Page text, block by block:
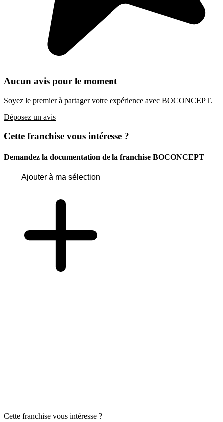
Aucun avis pour le moment
Soyez le premier à partager votre expérience avec BOCONCEPT.
Déposez un avis
Cette franchise vous intéresse ?
Demandez la documentation de la franchise BOCONCEPT
Ajouter à ma sélection
Cette franchise vous intéresse ?